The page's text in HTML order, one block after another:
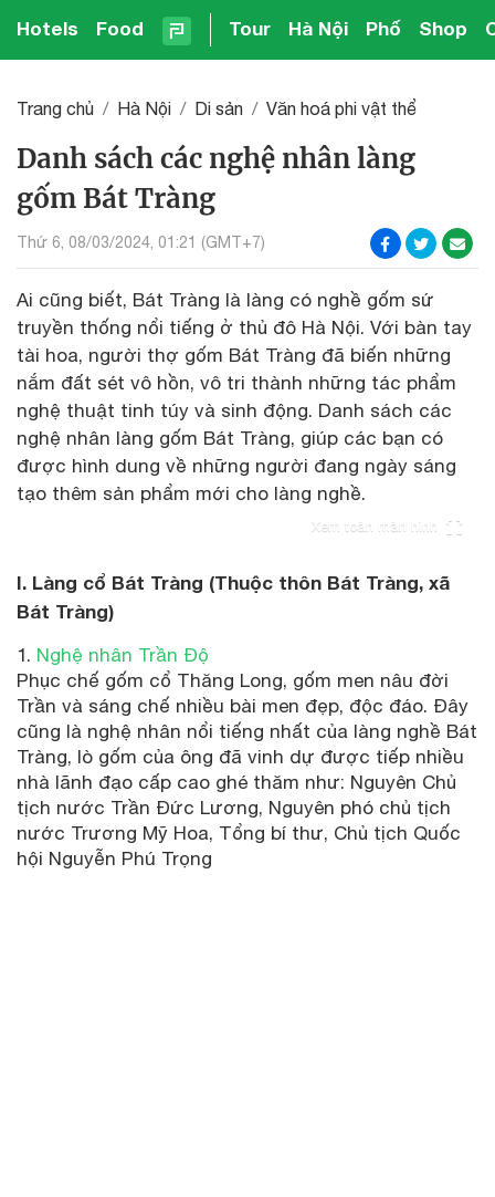
Hotels Food Tour Hà Nội Phố Shop
Trang chủ Hà Nội Di sản Văn hoá phi vật thể
Danh sách các nghệ nhân làng
gốm Bát Tràng
Thứ 6, 08/03/2024, 01:21 (GMT+7)
Ai cũng biết, Bát Tràng là làng có nghề gốm sứ
truyền thống nổi tiếng ở thủ đô Hà Nội. Với bàn tay
tài hoa, người thợ gốm Bát Tràng đã biến những
nắm đất sét vô hồn, vô tri thành những tác phẩm
nghệ thuật tinh túy và sinh động. Danh sách các
nghệ nhân làng gốm Bát Tràng, giúp các bạn có
được hình dung về những người đang ngày sáng
tạo thêm sản phẩm mới cho làng nghề.
Xem toàn màn hình
I. Làng cổ Bát Tràng (Thuộc thôn Bát Tràng, xã
Bát Tràng)
Nghệ nhân Trần Độ
Phục chế gốm cổ Thăng Long, gốm men nâu đời
Trần và sáng chế nhiều bài men đẹp, độc đáo. Đây
cũng là nghệ nhân nổi tiếng nhất của làng nghề Bát
Tràng, lò gốm của ông đã vinh dự được tiếp nhiều
nhà lãnh đạo cấp cao ghé thăm như: Nguyên Chủ
tịch nước Trần Đức Lương, Nguyên phó chủ tịch
nước Trương Mỹ Hoa, Tổng bí thư, Chủ tịch Quốc
hội Nguyễn Phú Trọng